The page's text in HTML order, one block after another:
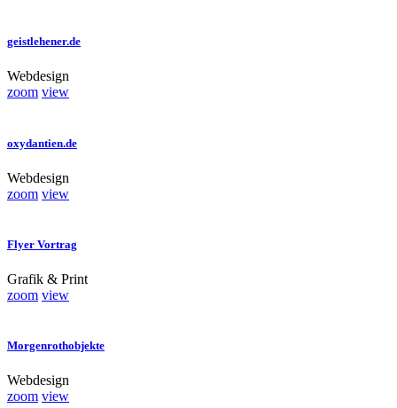
geistlehener.de
Webdesign
zoom view
oxydantien.de
Webdesign
zoom view
Flyer Vortrag
Grafik & Print
zoom view
Morgenrothobjekte
Webdesign
zoom view